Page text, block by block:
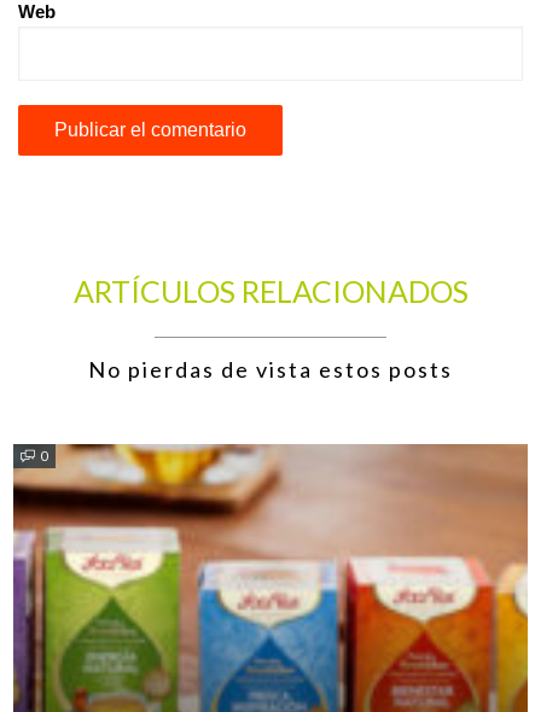
Web
ARTÍCULOS RELACIONADOS
No pierdas de vista estos posts
0